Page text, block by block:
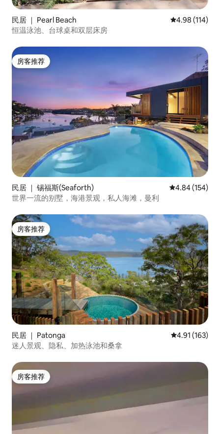
民居 ｜ Pearl Beach 平均评分 4.98
4.98 (114)
恒温泳池、台球桌和双层床房
房客推荐
房客推荐
民居 ｜ 锡福斯(Seaforth) 平均评分 4.84
4.84 (154)
世界一流的别墅，海港景观，私人海滩，曼利
房客推荐
房客推荐
民居 ｜ Patonga 平均评分 4.91
4.91 (163)
迷人景观、隐私、加热泳池和桑拿
房客推荐
房客推荐